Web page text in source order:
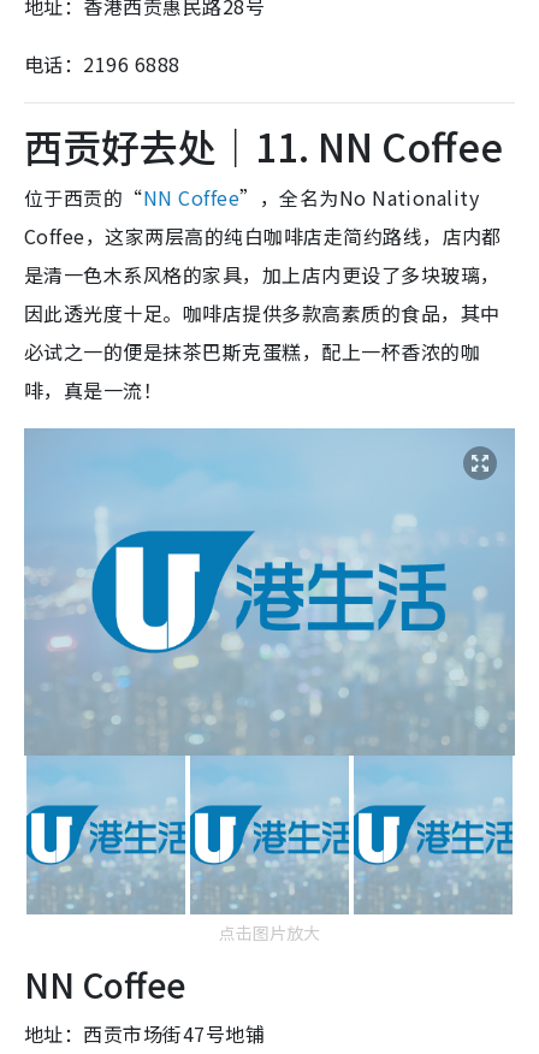
地址：香港西贡惠民路28号
电话：2196 6888
西贡好去处｜11. NN Coffee
位于西贡的“NN Coffee”，全名为No Nationality
Coffee，这家两层高的纯白咖啡店走简约路线，店内都
是清一色木系风格的家具，加上店内更设了多块玻璃，
因此透光度十足。咖啡店提供多款高素质的食品，其中
必试之一的便是抹茶巴斯克蛋糕，配上一杯香浓的咖
啡，真是一流！
点击图片放大
NN Coffee
地址：西贡市场街47号地铺